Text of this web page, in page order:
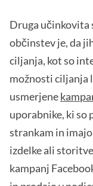
Druga učinkovita
občinstev je, da
ciljanja, kot so
možnosti ciljanja
usmerjene
uporabnike, ki
strankam in
izdelke ali
kampanj